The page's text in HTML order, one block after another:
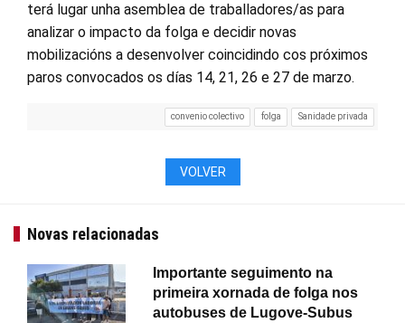
terá lugar unha asemblea de traballadores/as para
analizar o impacto da folga e decidir novas
mobilizacións a desenvolver coincidindo cos próximos
paros convocados os días 14, 21, 26 e 27 de marzo.
convenio colectivo folga Sanidade privada
VOLVER
Novas relacionadas
Importante seguimento na
primeira xornada de folga nos
autobuses de Lugove-Subus